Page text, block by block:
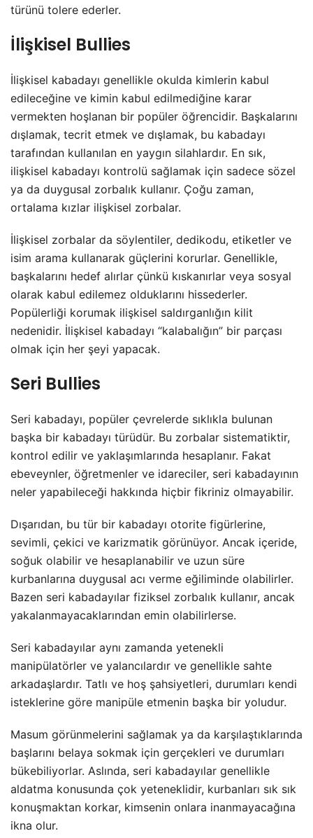
türünü tolere ederler.
İlişkisel Bullies
İlişkisel kabadayı genellikle okulda kimlerin kabul
edileceğine ve kimin kabul edilmediğine karar
vermekten hoşlanan bir popüler öğrencidir. Başkalarını
dışlamak, tecrit etmek ve dışlamak, bu kabadayı
tarafından kullanılan en yaygın silahlardır. En sık,
ilişkisel kabadayı kontrolü sağlamak için sadece sözel
ya da duygusal zorbalık kullanır. Çoğu zaman,
ortalama kızlar ilişkisel zorbalar.
İlişkisel zorbalar da söylentiler, dedikodu, etiketler ve
isim arama kullanarak güçlerini korurlar. Genellikle,
başkalarını hedef alırlar çünkü kıskanırlar veya sosyal
olarak kabul edilemez olduklarını hissederler.
Popülerliği korumak ilişkisel saldırganlığın kilit
nedenidir. İlişkisel kabadayı “kalabalığın” bir parçası
olmak için her şeyi yapacak.
Seri Bullies
Seri kabadayı, popüler çevrelerde sıklıkla bulunan
başka bir kabadayı türüdür. Bu zorbalar sistematiktir,
kontrol edilir ve yaklaşımlarında hesaplanır. Fakat
ebeveynler, öğretmenler ve idareciler, seri kabadayının
neler yapabileceği hakkında hiçbir fikriniz olmayabilir.
Dışarıdan, bu tür bir kabadayı otorite figürlerine,
sevimli, çekici ve karizmatik görünüyor. Ancak içeride,
soğuk olabilir ve hesaplanabilir ve uzun süre
kurbanlarına duygusal acı verme eğiliminde olabilirler.
Bazen seri kabadayılar fiziksel zorbalık kullanır, ancak
yakalanmayacaklarından emin olabilirlerse.
Seri kabadayılar aynı zamanda yetenekli
manipülatörler ve yalancılardır ve genellikle sahte
arkadaşlardır. Tatlı ve hoş şahsiyetleri, durumları kendi
isteklerine göre manipüle etmenin başka bir yoludur.
Masum görünmelerini sağlamak ya da karşılaştıklarında
başlarını belaya sokmak için gerçekleri ve durumları
bükebiliyorlar. Aslında, seri kabadayılar genellikle
aldatma konusunda çok yeteneklidir, kurbanları sık sık
konuşmaktan korkar, kimsenin onlara inanmayacağına
ikna olur.